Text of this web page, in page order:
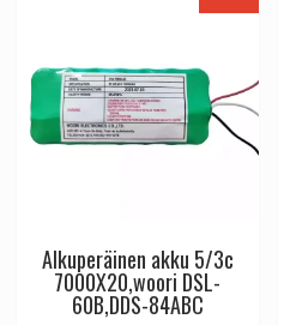
Alkuperäinen akku 5/3c
7000X20,woori DSL-
60B,DDS-84ABC